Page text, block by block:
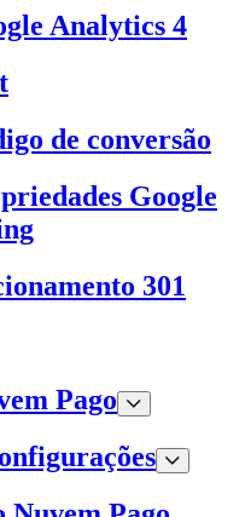
Analytics 4
de conversão
Google
301
Pago